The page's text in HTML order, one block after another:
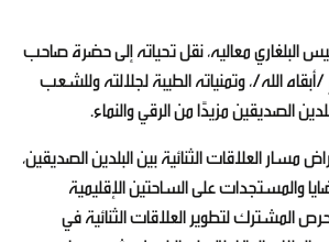
البلغاري معاليه، نقل تحياته إلى حضرة صاحب
الله/، وتمنياته الطيبة لجلالته وللشعب
الصديقين مزيدًا من الرقي والنماء.
مسار العلاقات الثنائية بين البلدين الصديقين،
والمستجدات على الساحتين الإقليمية
المشترك لتطوير العلاقات الثنائية في